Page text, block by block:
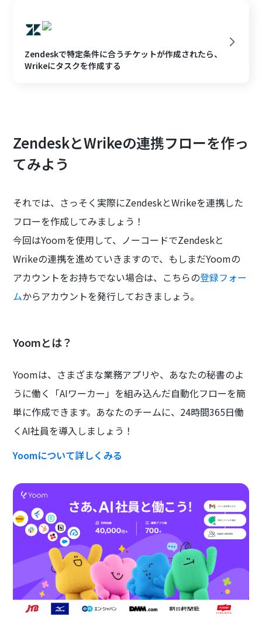
Zendeskで特定条件に合うチケットが作成されたら、
Wrikeにタスクを作成する
ZendeskとWrikeの連携フローを作っ
てみよう
それでは、さっそく実際にZendeskとWrikeを連携した
フローを作成してみましょう！
今回はYoomを使用して、ノーコードでZendeskと
Wrikeの連携を進めていきますので、もしまだYoomの
アカウントをお持ちでない場合は、こちらの登録フォー
ムからアカウントを発行しておきましょう。
Yoomとは？
Yoomは、さまざまな業務アプリや、あなたの秘書のよ
うに働く「AIワーカー」を組み込んだ自動化フローを簡
単に作成できます。あなたのチームに、24時間365日働
くAI社員を導入しましょう！
Yoomについて詳しくみる